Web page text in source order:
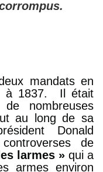
mandats en
à 1837. Il était
nombreuses
au long de sa
Donald
de
larmes »qui a
armes environ